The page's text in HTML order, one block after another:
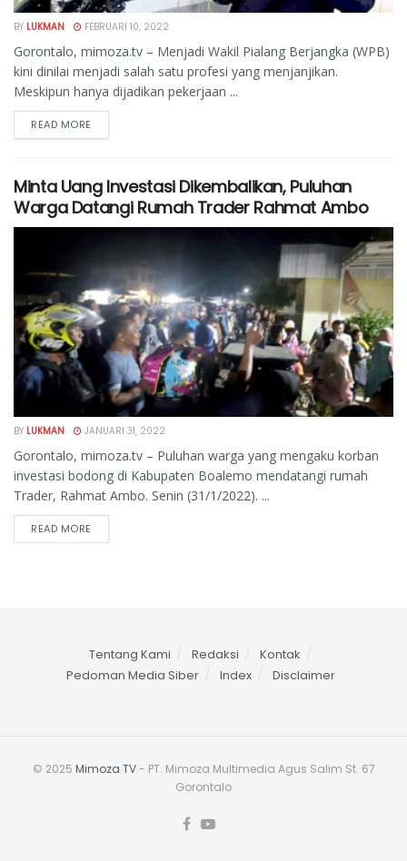
BY LUKMAN FEBRUARI 10, 2022
Gorontalo, mimoza.tv – Menjadi Wakil Pialang Berjangka (WPB)
kini dinilai menjadi salah satu profesi yang menjanjikan.
Meskipun hanya dijadikan pekerjaan ...
READ MORE
Minta Uang Investasi Dikembalikan, Puluhan
Warga Datangi Rumah Trader Rahmat Ambo
BY LUKMAN JANUARI 31, 2022
Gorontalo, mimoza.tv – Puluhan warga yang mengaku korban
investasi bodong di Kabupaten Boalemo mendatangi rumah
Trader, Rahmat Ambo. Senin (31/1/2022). ...
READ MORE
Tentang Kami Redaksi
Kontak
Pedoman Media Siber
Index Disclaimer
© 2025 Mimoza TV- PT. Mimoza Multimedia Agus Salim St. 67
Gorontalo